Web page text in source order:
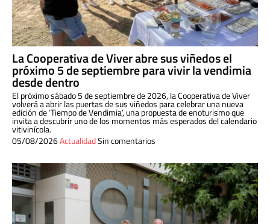
La Cooperativa de Viver abre sus viñedos el
próximo 5 de septiembre para vivir la vendimia
desde dentro
El próximo sábado 5 de septiembre de 2026, la Cooperativa de Viver
volverá a abrir las puertas de sus viñedos para celebrar una nueva
edición de ‘Tiempo de Vendimia’, una propuesta de enoturismo que
invita a descubrir uno de los momentos más esperados del calendario
vitivinícola.
05/08/2026ActualidadSin comentarios